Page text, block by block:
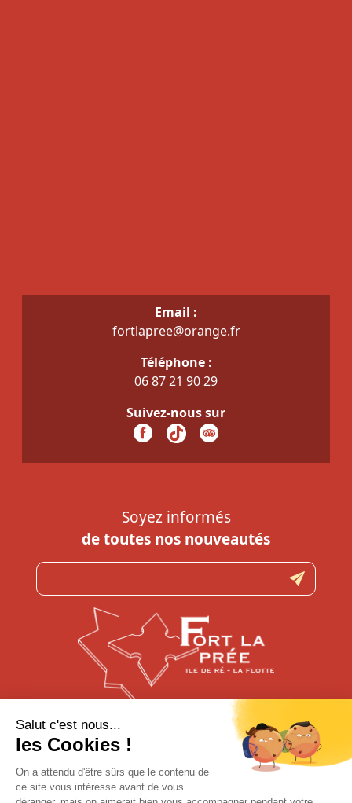
Email :
fortlapree@orange.fr
Téléphone :
06 87 21 90 29
Suivez-nous sur
Soyez informés
de toutes nos nouveautés
N’hésitez pas à nous contacter
pour toute question